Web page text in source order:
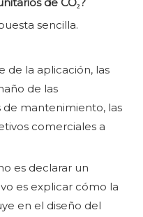
sencilla.
de la aplicación, las
de las
de mantenimiento, las
comerciales a
es declarar un
es explicar cómo la
en el diseño del